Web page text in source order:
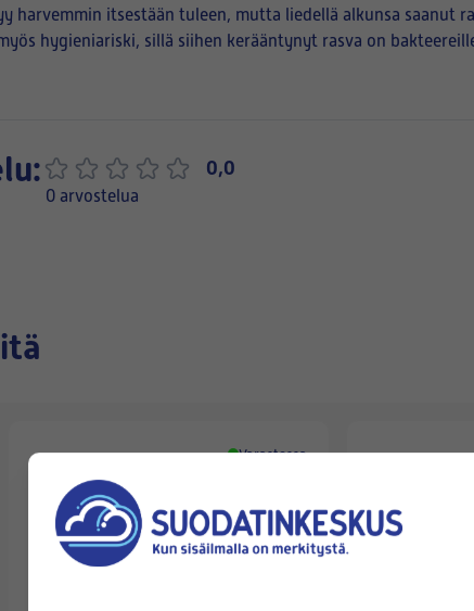
harvemmin itsestään tuleen, mutta liedellä alkunsa saanut
hygieniariski, sillä siihen kerääntynyt rasva on
0,0
0 arvostelua
Varastossa